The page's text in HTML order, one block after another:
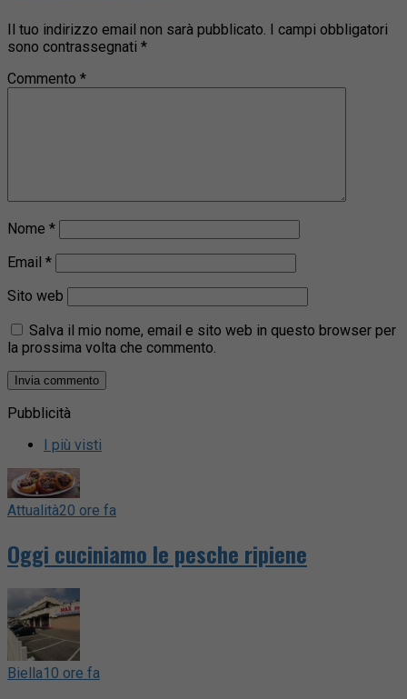
Il tuo indirizzo email non sarà pubblicato.
I campi obbligatori
sono contrassegnati *
Commento *
Nome *
Email *
Sito web
Salva il mio nome, email e sito web in questo browser per
la prossima volta che commento.
Pubblicità
I più visti
Attualità20 ore fa
Oggi cuciniamo le pesche ripiene
Biella10 ore fa